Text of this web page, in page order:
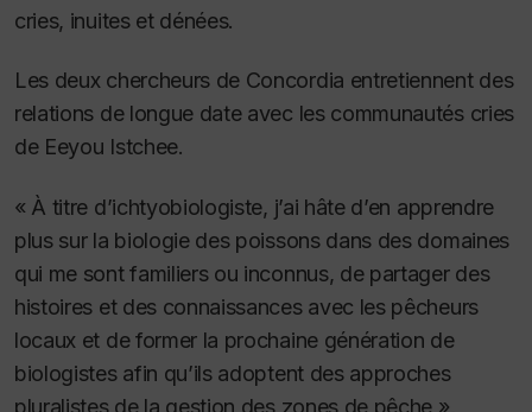
cries, inuites et dénées.
Les deux chercheurs de Concordia entretiennent des
relations de longue date avec les communautés cries
de Eeyou Istchee.
« À titre d’ichtyobiologiste, j’ai hâte d’en apprendre
plus sur la biologie des poissons dans des domaines
qui me sont familiers ou inconnus, de partager des
histoires et des connaissances avec les pêcheurs
locaux et de former la prochaine génération de
biologistes afin qu’ils adoptent des approches
pluralistes de la gestion des zones de pêche »,